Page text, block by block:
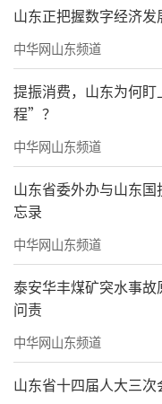
山东正把握数字经济
中华网山东频道
提振消费，山东为何
程”？
中华网山东频道
山东省委外办与山东
忘录
中华网山东频道
泰安华丰煤矿突水事
问责
中华网山东频道
山东省十四届人大三